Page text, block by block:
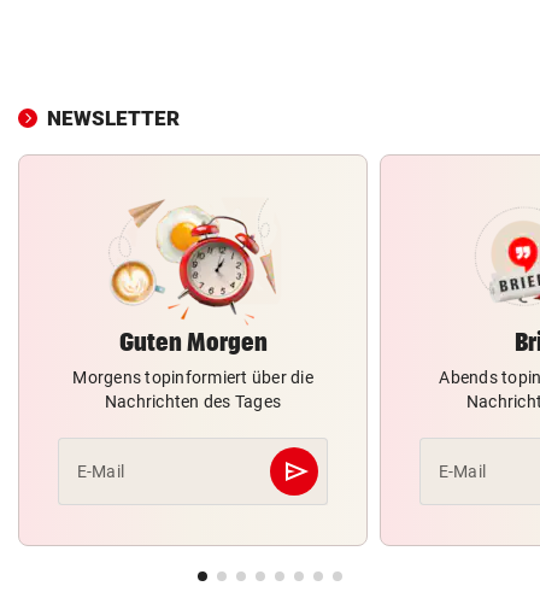
NEWSLETTER
Guten Morgen
Morgens topinformiert über die
Nachrichten des Tages
E-Mail send
Abschicken
Abends
E-Mail